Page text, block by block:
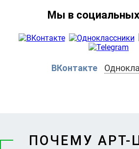
Мы в
ВКонтакте
ПОЧЕМУ АРТ-